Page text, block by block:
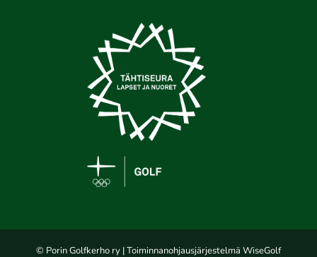
© Porin Golfkerho ry | Toiminnanohjausjärjestelmä WiseGolf